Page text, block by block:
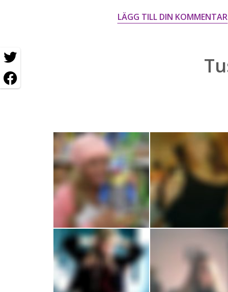
LÄGG TILL DIN KOMMENTAR